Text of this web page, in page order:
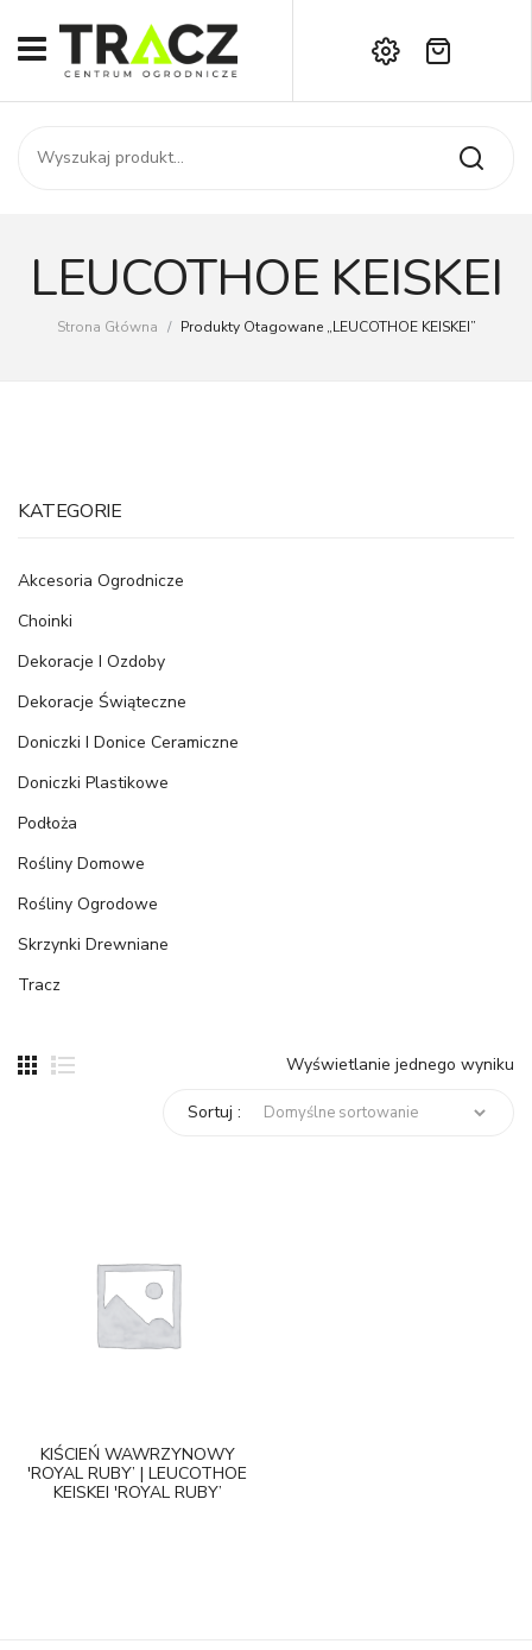
START
SKLEP
AKTUALNOŚCI
Kontakt
Brak produktów w koszyku.
LEUCOTHOE KEISKEI
Strona Główna / Produkty Otagowane „LEUCOTHOE KEISKEI”
KATEGORIE
Akcesoria Ogrodnicze
Choinki
Dekoracje I Ozdoby
Dekoracje Świąteczne
Doniczki I Donice Ceramiczne
Doniczki Plastikowe
Podłoża
Rośliny Domowe
Rośliny Ogrodowe
Skrzynki Drewniane
Tracz
Wyświetlanie jednego wyniku
Sortuj :
KIŚCIEŃ WAWRZYNOWY
'ROYAL RUBY’ | LEUCOTHOE
KEISKEI 'ROYAL RUBY’